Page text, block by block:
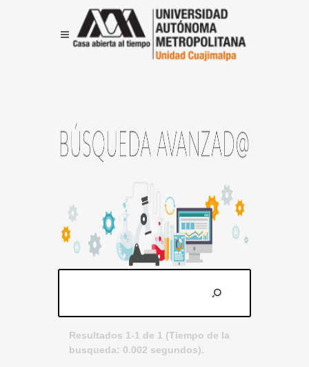
Resultados 1-1 de 1 (Tiempo de la
busqueda: 0.002 segundos).